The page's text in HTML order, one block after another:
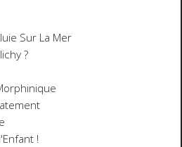
Sur La Mer
?
!